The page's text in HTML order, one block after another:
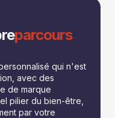
parcours
qui n'est
avec des
de marque
pilier du bien-être,
par votre